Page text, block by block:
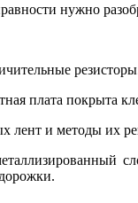
нужно
плата покрыта